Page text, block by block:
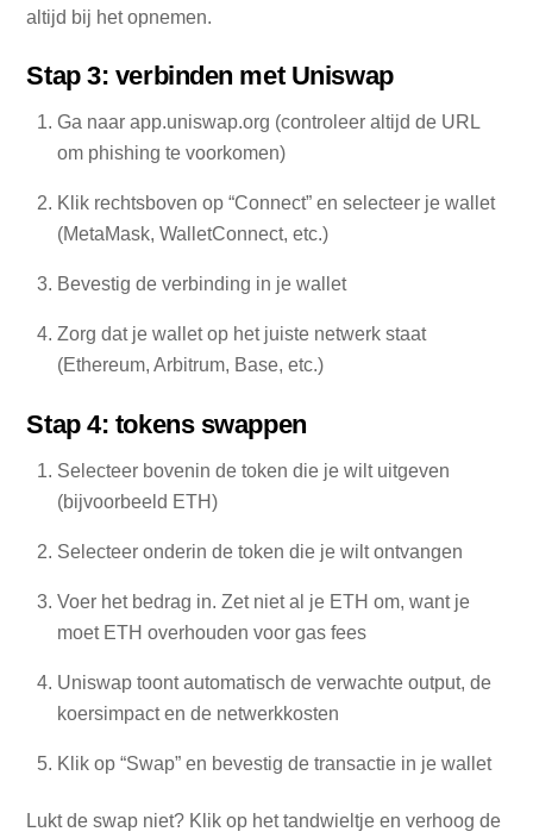
altijd bij het opnemen.
Stap 3: verbinden met Uniswap
Ga naar app.uniswap.org (controleer altijd de URL
om phishing te voorkomen)
Klik rechtsboven op “Connect” en selecteer je wallet
(MetaMask, WalletConnect, etc.)
Bevestig de verbinding in je wallet
Zorg dat je wallet op het juiste netwerk staat
(Ethereum, Arbitrum, Base, etc.)
Stap 4: tokens swappen
Selecteer bovenin de token die je wilt uitgeven
(bijvoorbeeld ETH)
Selecteer onderin de token die je wilt ontvangen
Voer het bedrag in. Zet niet al je ETH om, want je
moet ETH overhouden voor gas fees
Uniswap toont automatisch de verwachte output, de
koersimpact en de netwerkkosten
Klik op “Swap” en bevestig de transactie in je wallet
Lukt de swap niet? Klik op het tandwieltje en verhoog de